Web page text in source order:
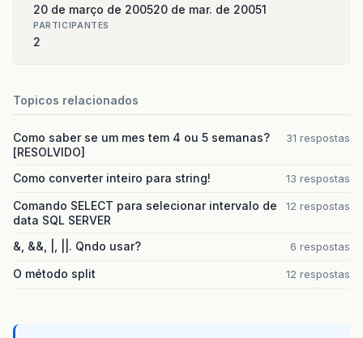
20 de março de 200520 de mar. de 20051
PARTICIPANTES
2
Topicos relacionados
Como saber se um mes tem 4 ou 5 semanas?
[RESOLVIDO]
31 respostas
Como converter inteiro para string! 13 respostas
Comando SELECT para selecionar intervalo de
data SQL SERVER
12 respostas
&, &&, |, ||. Qndo usar? 6 respostas
O método split 12 respostas